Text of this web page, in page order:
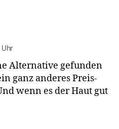
Alternative gefunden
ganz anderes Preis-
wenn es der Haut gut